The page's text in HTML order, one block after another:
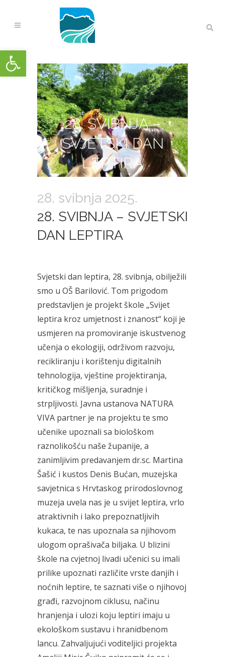
Open toolbar
28. SVIBNJA –
SVJETSKI DAN
LEPTIRA
28. svibnja 2025.
28. SVIBNJA – SVJETSKI
DAN LEPTIRA
Svjetski dan leptira, 28. svibnja, obilježili
smo u OŠ Barilović. Tom prigodom
predstavljen je projekt škole „Svijet
leptira kroz umjetnost i znanost“ koji je
usmjeren na promoviranje iskustvenog
učenja o ekologiji, održivom razvoju,
recikliranju i korištenju digitalnih
tehnologija, vještine projektiranja,
kritičkog mišljenja, suradnje i
strpljivosti. Javna ustanova NATURA
VIVA partner je na projektu te smo
učenike upoznali sa biološkom
raznolikošću naše županije, a
zanimljivim predavanjem dr.sc. Martina
Šašić i kustos Denis Bućan, muzejska
savjetnica s Hrvtaskog prirodoslovnog
muzeja uvela nas je u svijet leptira, vrlo
atraktivnih i lako prepoznatljivih
kukaca, te nas upoznala sa njihovom
ulogom oprašivača biljaka. U blizini
škole na cvjetnoj livadi učenici su imali
prilike upoznati različite vrste danjih i
noćnih leptire, te saznati više o njihovoj
građi, razvojnom ciklusu, načinu
hranjenja i ulozi koju leptiri imaju u
ekološkom sustavu i hranidbenom
lancu. Zahvaljujući voditeljici projekta